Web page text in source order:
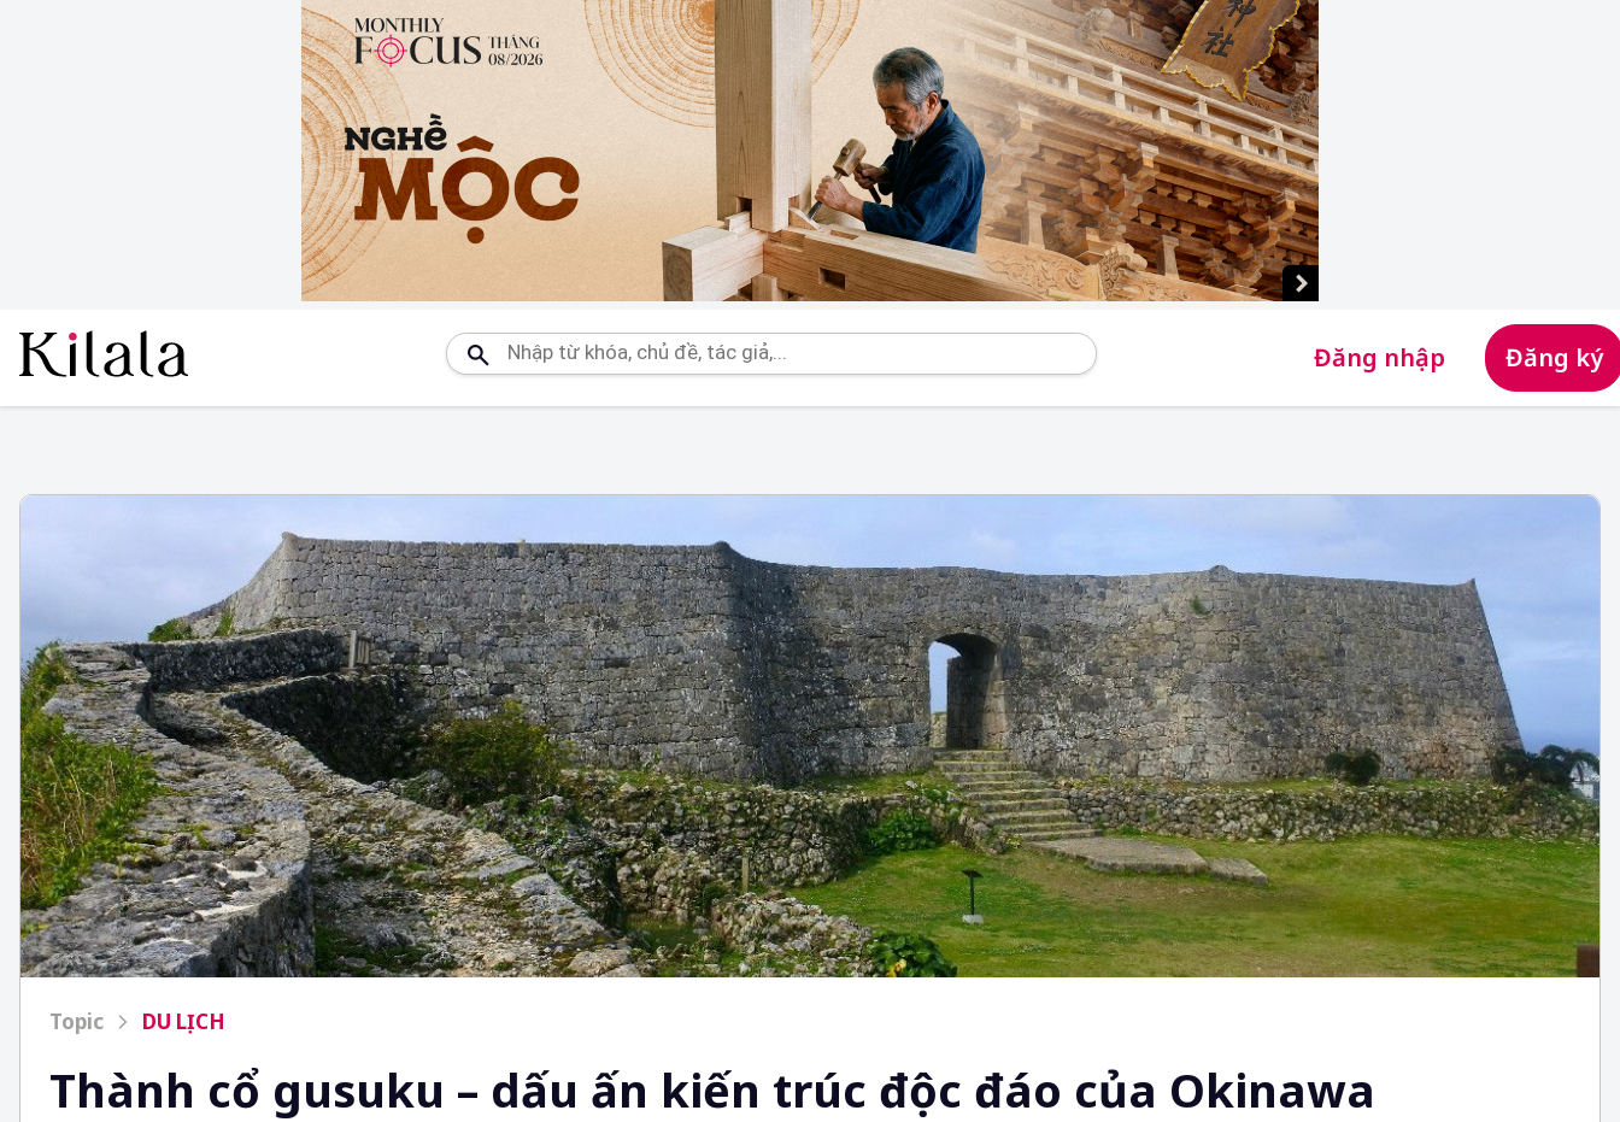
Đăng nhập Đăng ký
Topic DU LỊCH
Thành cổ gusuku – dấu ấn kiến trúc độc đáo của Okinawa